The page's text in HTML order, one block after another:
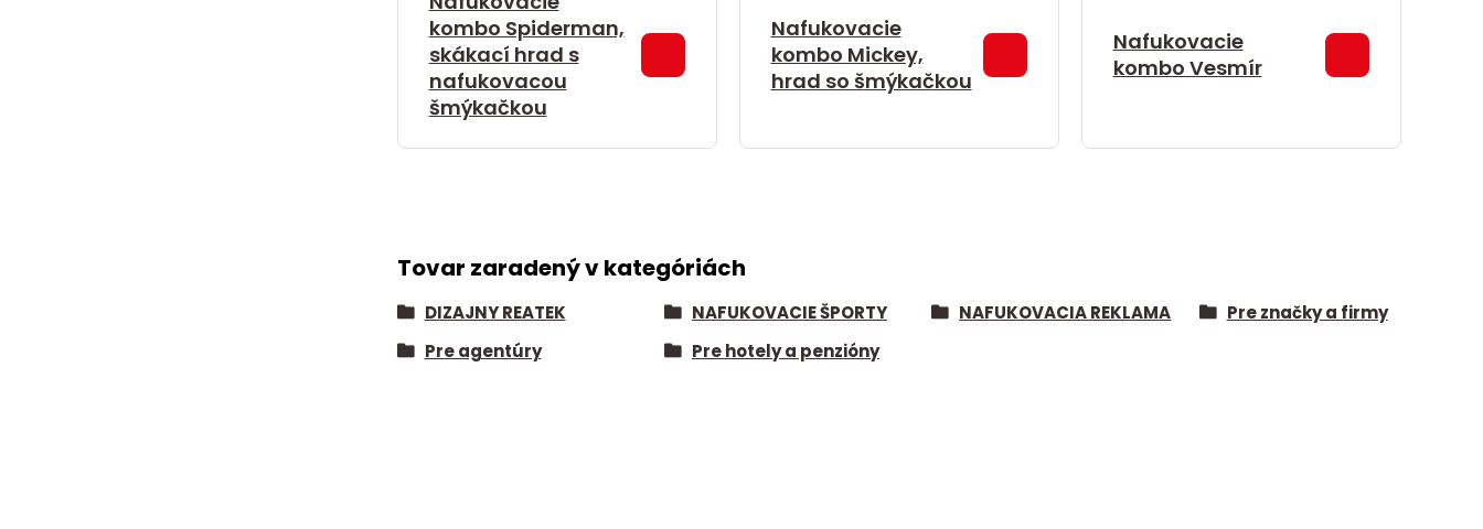
kombo Spiderman,
skákací hrad s
nafukovacou
šmýkačkou
Nafukovacie
kombo Mickey,
hrad so šmýkačkou
Nafukovacie
kombo Vesmír
Tovar zaradený v kategóriách
DIZAJNY REATEK NAFUKOVACIE ŠPORTY NAFUKOVACIA REKLAMA
Pre značky a firmy
Pre agentúry
Pre hotely a penzióny